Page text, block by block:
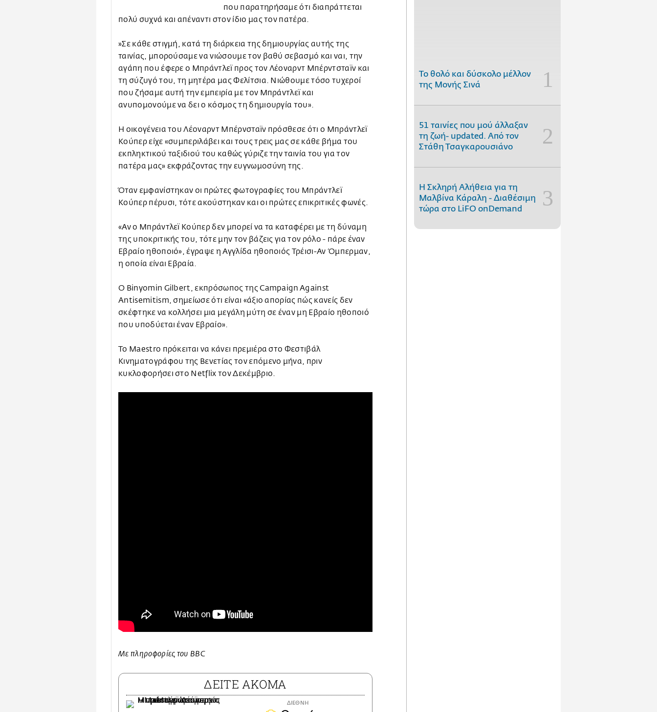
που παρατηρήσαμε ότι διαπράττεται
πολύ συχνά και απέναντι στον ίδιο μας τον πατέρα.
»Σε κάθε στιγμή, κατά τη διάρκεια της δημιουργίας αυτής της
ταινίας, μπορούσαμε να νιώσουμε τον βαθύ σεβασμό και ναι, την
αγάπη που έφερε ο Μπράντλεϊ προς τον Λέοναρντ Μπέρντσταϊν και
τη σύζυγό του, τη μητέρα μας Φελίτσια. Νιώθουμε τόσο τυχεροί
που ζήσαμε αυτή την εμπειρία με τον Μπράντλεϊ και
ανυπομονούμε να δει ο κόσμος τη δημιουργία του».
Η οικογένεια του Λέοναρντ Μπέρνσταϊν πρόσθεσε ότι ο Μπράντλεϊ
Κούπερ είχε «συμπεριλάβει και τους τρεις μας σε κάθε βήμα του
εκπληκτικού ταξιδιού του καθώς γύριζε την ταινία του για τον
πατέρα μας» εκφράζοντας την ευγνωμοσύνη της.
Όταν εμφανίστηκαν οι πρώτες φωτογραφίες του Μπράντλεϊ
Κούπερ πέρυσι, τότε ακούστηκαν και οι πρώτες επικριτικές φωνές.
«Αν ο Μπράντλεϊ Κούπερ δεν μπορεί να τα καταφέρει με τη δύναμη
της υποκριτικής του, τότε μην τον βάζεις για τον ρόλο - πάρε έναν
Εβραίο ηθοποιό», έγραψε η Αγγλίδα ηθοποιός Τρέισι-Αν Όμπερμαν,
η οποία είναι Εβραία.
Ο Binyomin Gilbert, εκπρόσωπος της Campaign Against
Antisemitism, σημείωσε ότι είναι «άξιο απορίας πώς κανείς δεν
σκέφτηκε να κολλήσει μια μεγάλη μύτη σε έναν μη Εβραίο ηθοποιό
που υποδύεται έναν Εβραίο».
Το Maestro πρόκειται να κάνει πρεμιέρα στο Φεστιβάλ
Κινηματογράφου της Βενετίας τον επόμενο μήνα, πριν
κυκλοφορήσει στο Netflix τον Δεκέμβριο.
Με πληροφορίες του BBC
ΔΕΙΤΕ ΑΚΟΜΑ
ΔΙΕΘΝΗ
Το θολό και δύσκολο μέλλον
της Μονής Σινά
51 ταινίες που μού άλλαξαν
τη ζωή- updated. Aπό τον
Στάθη Τσαγκαρουσιάνο
Η Σκληρή Αλήθεια για τη
Μαλβίνα Κάραλη - Διαθέσιμη
τώρα στo LiFO onDemand